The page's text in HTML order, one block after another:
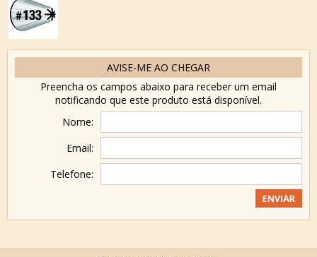
AVISE-ME AO CHEGAR
Preencha os campos abaixo para receber um email
notificando que este produto está disponível.
Nome:
Email:
Telefone: